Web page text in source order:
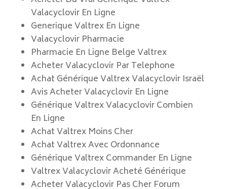
Valacyclovir En Ligne
Generique Valtrex En Ligne
Valacyclovir Pharmacie
Pharmacie En Ligne Belge Valtrex
Acheter Valacyclovir Par Telephone
Achat Générique Valtrex Valacyclovir Israël
Avis Acheter Valacyclovir En Ligne
Générique Valtrex Valacyclovir Combien
En Ligne
Achat Valtrex Moins Cher
Achat Valtrex Avec Ordonnance
Générique Valtrex Commander En Ligne
Valtrex Valacyclovir Acheté Générique
Acheter Valacyclovir Pas Cher Forum